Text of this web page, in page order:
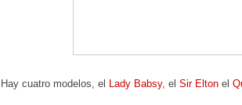
Hay cuatro modelos, el Lady Babsy, el Sir Elton el